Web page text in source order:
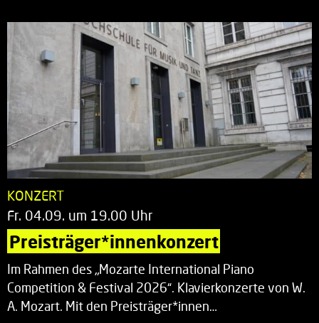
KONZERT
Fr. 04.09. um 19.00 Uhr
Preisträger*innenkonzert
Im Rahmen des „Mozarte International Piano
Competition & Festival 2026“. Klavierkonzerte von W.
A. Mozart. Mit den Preisträger*innen…